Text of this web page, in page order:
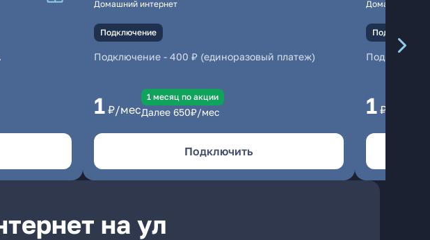
Домашний интернет
Подключение
Подключение - 400 ₽ (единоразовый платеж)
1 ₽/мес
1 месяц по акции
Далее 650₽/мес
Подключить
Домашний
Подключение
1 ₽/мес
на ул